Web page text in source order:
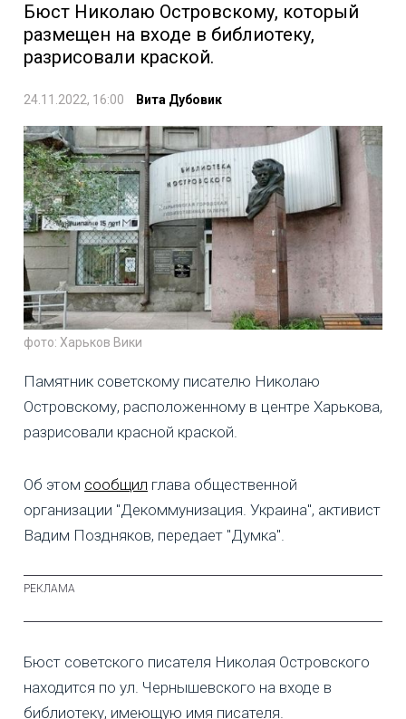
Бюст Николаю Островскому, который
размещен на входе в библиотеку,
разрисовали краской.
24.11.2022, 16:00 Вита Дубовик
фото: Харьков Вики
Памятник советскому писателю Николаю
Островскому, расположенному в центре Харькова,
разрисовали красной краской.
Об этом сообщил глава общественной
организации "Декоммунизация. Украина", активист
Вадим Поздняков, передает "Думка".
Бюст советского писателя Николая Островского
находится по ул. Чернышевского на входе в
библиотеку, имеющую имя писателя.